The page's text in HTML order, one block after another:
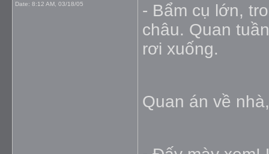
Date: 8:12 AM, 03/18/05
- Bẩm cụ lớn,
châu. Quan
rơi xuống.
Quan án về